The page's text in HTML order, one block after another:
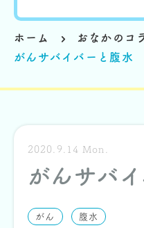
ホーム
おなかのコ
がんサバイバーと腹水
2020.9.14 Mon.
がんサバ
がん 腹水